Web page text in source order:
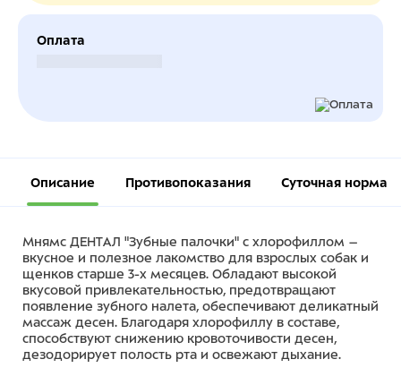
Оплата
Описание Противопоказания Суточная норма
Мнямс ДЕНТАЛ "Зубные палочки" с хлорофиллом –
вкусное и полезное лакомство для взрослых собак и
щенков старше 3-х месяцев. Обладают высокой
вкусовой привлекательностью, предотвращают
появление зубного налета, обеспечивают деликатный
массаж десен. Благодаря хлорофиллу в составе,
способствуют снижению кровоточивости десен,
дезодорирует полость рта и освежают дыхание.